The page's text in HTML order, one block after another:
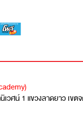
เวศน์ 1 แขวงลาดยาว เข